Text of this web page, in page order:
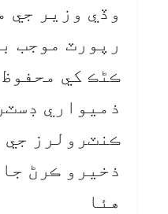
وڏي وزير جي
رپورٽ موجب
ڪڻڪ کي
ذميواري
ڪنٽرولرز جي
ذخيرو ڪرڻ
هئا